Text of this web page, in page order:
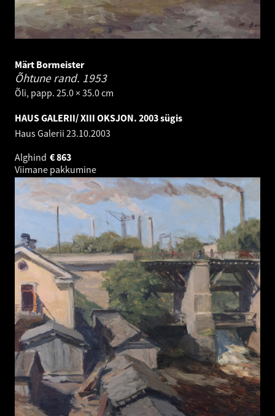
Märt Bormeister
Õhtune rand. 1953
Õli, papp. 25.0 × 35.0 cm
HAUS GALERII/ XIII OKSJON. 2003 sügis
Haus Galerii 23.10.2003
Alghind
863
€
Viimane pakkumine